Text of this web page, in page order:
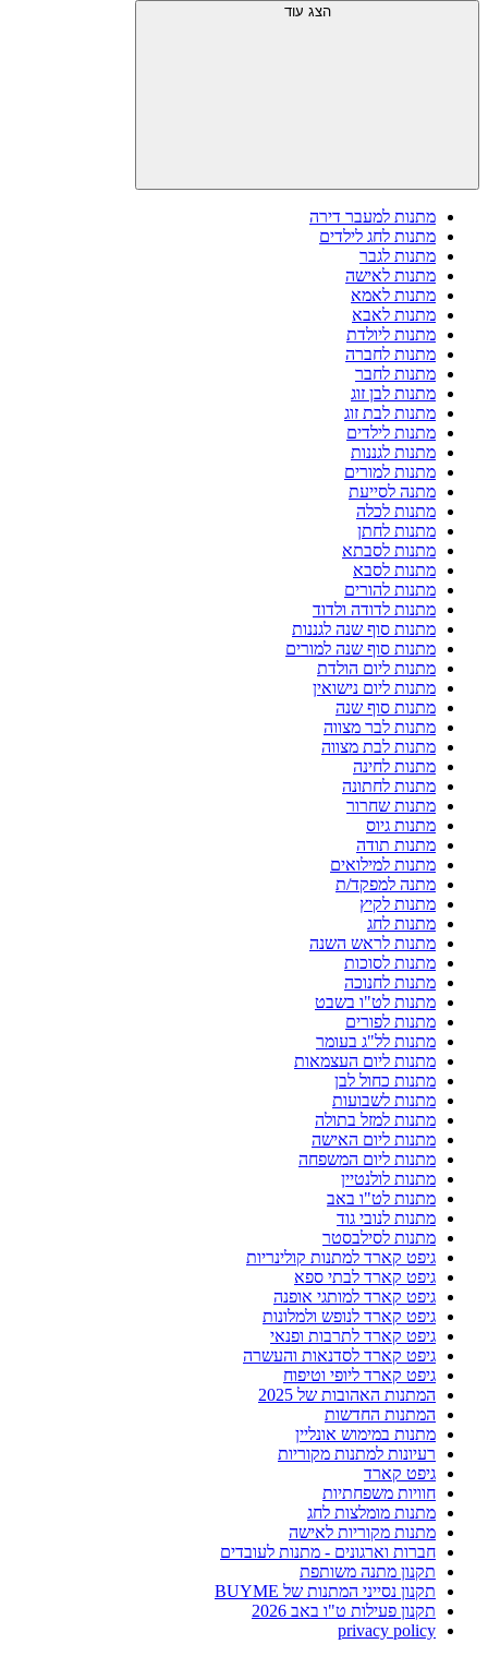
הצג עוד
מתנות למעבר דירה
מתנות לחג לילדים
מתנות לגבר
מתנות לאישה
מתנות לאמא
מתנות לאבא
מתנות ליולדת
מתנות לחברה
מתנות לחבר
מתנות לבן זוג
מתנות לבת זוג
מתנות לילדים
מתנות לגננות
מתנות למורים
מתנה לסייעת
מתנות לכלה
מתנות לחתן
מתנות לסבתא
מתנות לסבא
מתנות להורים
מתנות לדודה ולדוד
מתנות סוף שנה לגננות
מתנות סוף שנה למורים
מתנות ליום הולדת
מתנות ליום נישואין
מתנות סוף שנה
מתנות לבר מצווה
מתנות לבת מצווה
מתנות לחינה
מתנות לחתונה
מתנות שחרור
מתנות גיוס
מתנות תודה
מתנות למילואים
מתנה למפקד/ת
מתנות לקיץ
מתנות לחג
מתנות לראש השנה
מתנות לסוכות
מתנות לחנוכה
מתנות לט"ו בשבט
מתנות לפורים
מתנות לל"ג בעומר
מתנות ליום העצמאות
מתנות כחול לבן
מתנות לשבועות
מתנות למזל בתולה
מתנות ליום האישה
מתנות ליום המשפחה
מתנות לולנטיין
מתנות לט"ו באב
מתנות לנובי גוד
מתנות לסילבסטר
גיפט קארד למתנות קולינריות
גיפט קארד לבתי ספא
גיפט קארד למותגי אופנה
גיפט קארד לנופש ולמלונות
גיפט קארד לתרבות ופנאי
גיפט קארד לסדנאות והעשרה
גיפט קארד ליופי וטיפוח
המתנות האהובות של 2025
המתנות החדשות
מתנות במימוש אונליין
רעיונות למתנות מקוריות
גיפט קארד
חוויות משפחתיות
מתנות מומלצות לחג
מתנות מקוריות לאישה
חברות וארגונים - מתנות לעובדים
תקנון מתנה משותפת
תקנון נסייני המתנות של BUYME
תקנון פעילות ט"ו באב 2026
privacy policy